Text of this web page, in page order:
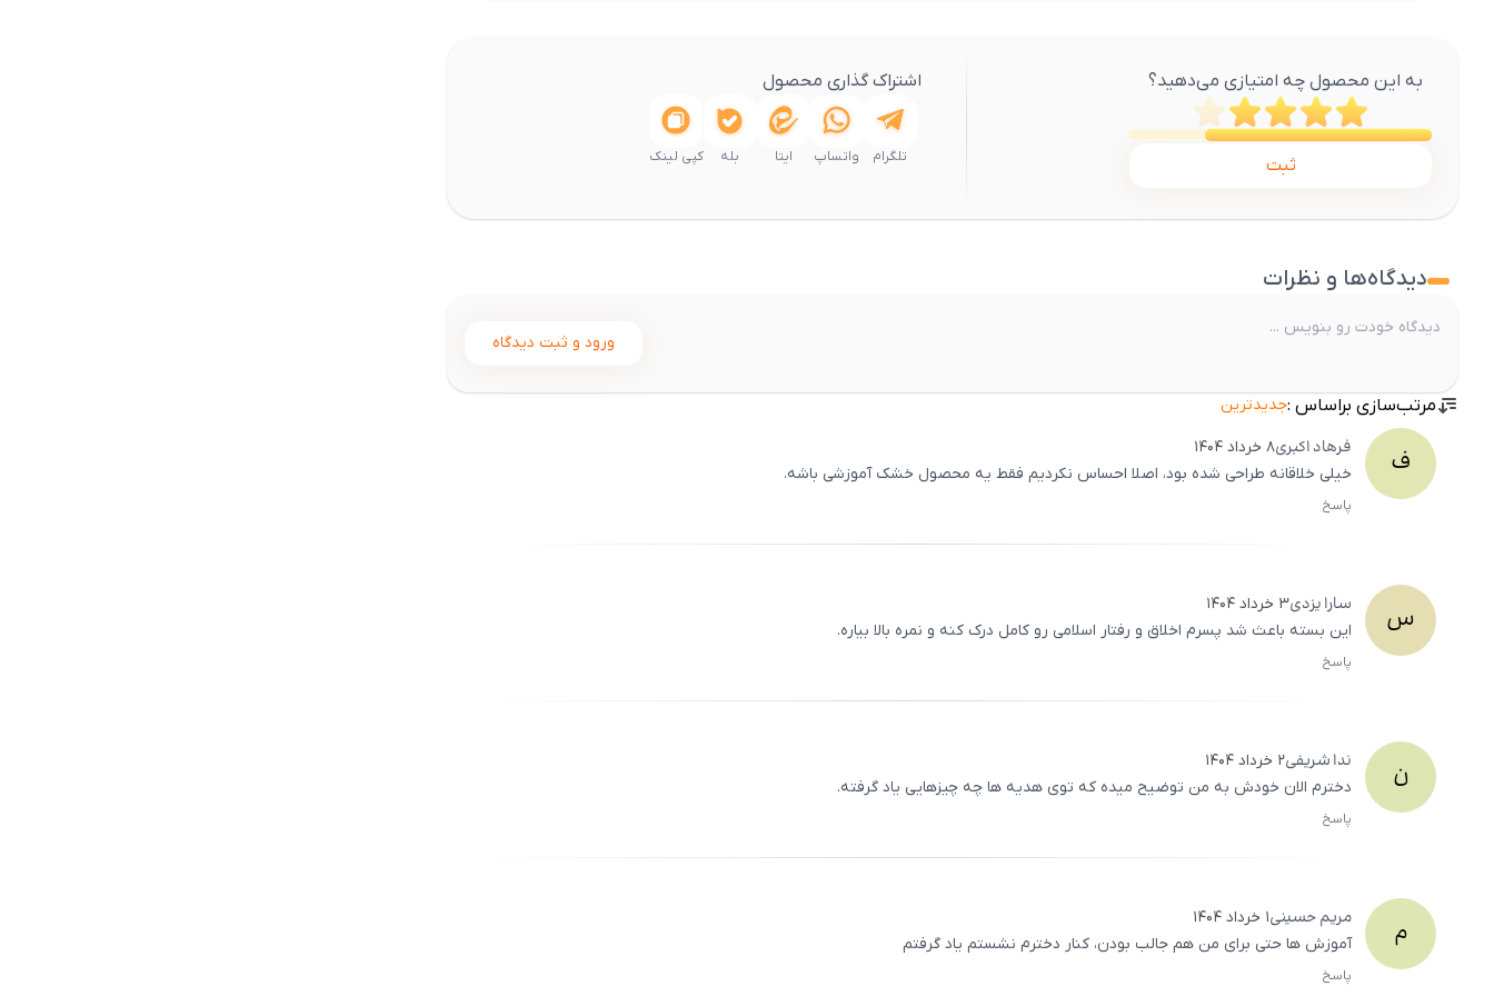
به این محصول چه امتیازی می‌دهید؟
ثبت
اشتراک گذاری محصول
تلگرام واتساپ ایتا بله کپی لینک
دیدگاه‌ها و نظرات
ورود و ثبت دیدگاه
مرتب‌سازی براساس :جدیدترین
ف فرهاداکبری۸ خرداد ۱۴۰۴
خیلی خلاقانه طراحی شده بود، اصلا احساس نکردیم فقط یه محصول خشک آموزشی باشه.
پاسخ
س سارایزدی۳ خرداد ۱۴۰۴
این بسته باعث شد پسرم اخلاق و رفتار اسلامی رو کامل درک کنه و نمره بالا بیاره.
پاسخ
ن نداشریفی۲ خرداد ۱۴۰۴
دخترم الان خودش به من توضیح میده که توی هدیه‌ ها چه چیزهایی یاد گرفته.
پاسخ
م مریمحسینی۱ خرداد ۱۴۰۴
آموزش‌ ها حتی برای من هم جالب بودن، کنار دخترم نشستم یاد گرفتم
پاسخ